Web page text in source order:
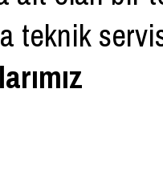
teknik